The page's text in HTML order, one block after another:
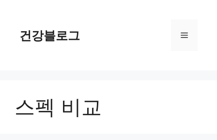
건강블로그 메
스펙 비교